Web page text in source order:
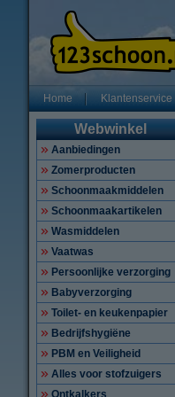
Home Klantenservice
Webwinkel
Aanbiedingen
Zomerproducten
Schoonmaakmiddelen
Schoonmaakartikelen
Wasmiddelen
Vaatwas
Persoonlijke verzorging
Babyverzorging
Toilet- en keukenpapier
Bedrijfshygiëne
PBM en Veiligheid
Alles voor stofzuigers
Ontkalkers